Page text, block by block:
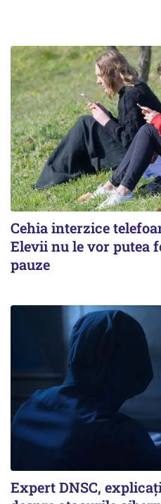
Cehia interzice
Elevii nu le vor putea
pauze
Expert DNSC,